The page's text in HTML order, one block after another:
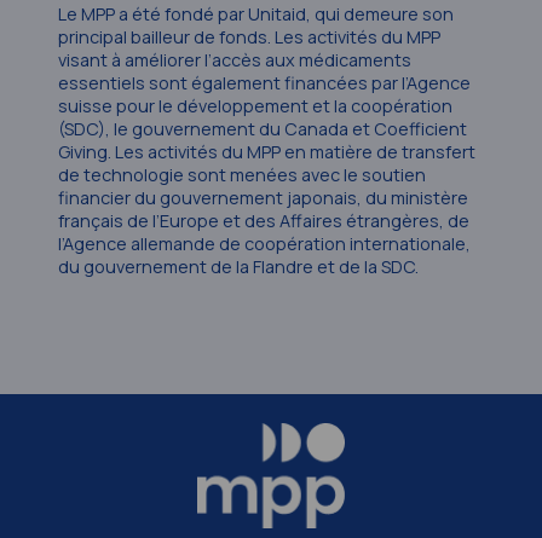
Le MPP a été fondé par Unitaid, qui demeure son
principal bailleur de fonds. Les activités du MPP
visant à améliorer l’accès aux médicaments
essentiels sont également financées par l’Agence
suisse pour le développement et la coopération
(SDC), le gouvernement du Canada et Coefficient
Giving. Les activités du MPP en matière de transfert
de technologie sont menées avec le soutien
financier du gouvernement japonais, du ministère
français de l’Europe et des Affaires étrangères, de
l’Agence allemande de coopération internationale,
du gouvernement de la Flandre et de la SDC.